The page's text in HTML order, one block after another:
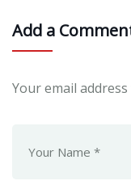
Add a
Your email